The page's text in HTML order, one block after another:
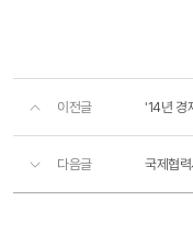
이전글 '14년 경
다음글 국제협